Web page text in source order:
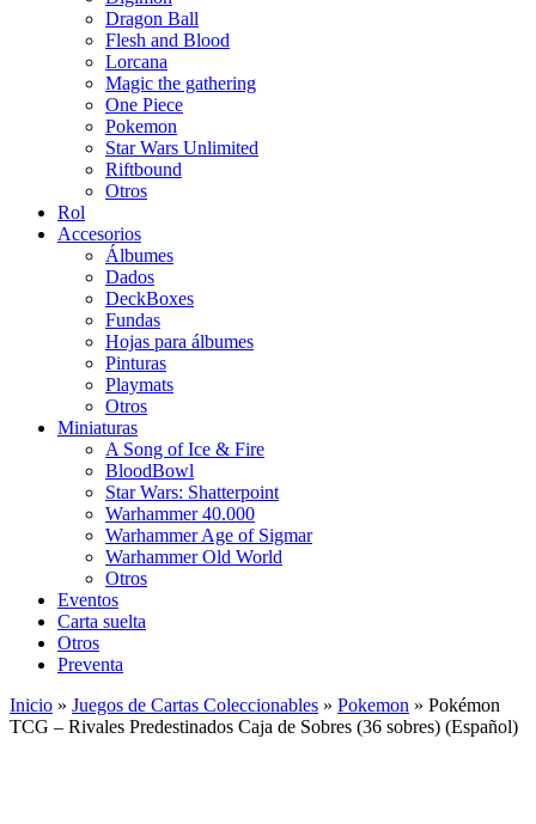
Dragon Ball
Flesh and Blood
Lorcana
Magic the gathering
One Piece
Pokemon
Star Wars Unlimited
Riftbound
Otros
Rol
Accesorios
Álbumes
Dados
DeckBoxes
Fundas
Hojas para álbumes
Pinturas
Playmats
Otros
Miniaturas
A Song of Ice & Fire
BloodBowl
Star Wars: Shatterpoint
Warhammer 40.000
Warhammer Age of Sigmar
Warhammer Old World
Otros
Eventos
Carta suelta
Otros
Preventa
Inicio » Juegos de Cartas Coleccionables » Pokemon » Pokémon
TCG – Rivales Predestinados Caja de Sobres (36 sobres) (Español)